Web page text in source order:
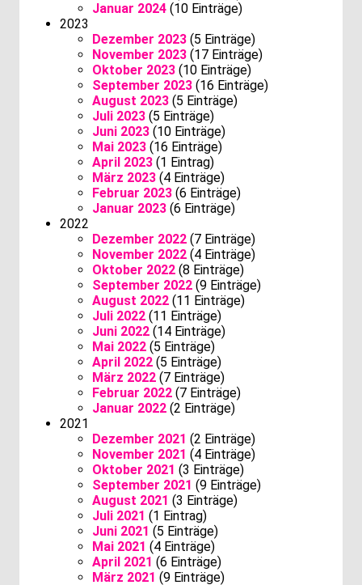
Januar 2024 (10 Einträge)
2023
Dezember 2023 (5 Einträge)
November 2023 (17 Einträge)
Oktober 2023 (10 Einträge)
September 2023 (16 Einträge)
August 2023 (5 Einträge)
Juli 2023 (5 Einträge)
Juni 2023 (10 Einträge)
Mai 2023 (16 Einträge)
April 2023 (1 Eintrag)
März 2023 (4 Einträge)
Februar 2023 (6 Einträge)
Januar 2023 (6 Einträge)
2022
Dezember 2022 (7 Einträge)
November 2022 (4 Einträge)
Oktober 2022 (8 Einträge)
September 2022 (9 Einträge)
August 2022 (11 Einträge)
Juli 2022 (11 Einträge)
Juni 2022 (14 Einträge)
Mai 2022 (5 Einträge)
April 2022 (5 Einträge)
März 2022 (7 Einträge)
Februar 2022 (7 Einträge)
Januar 2022 (2 Einträge)
2021
Dezember 2021 (2 Einträge)
November 2021 (4 Einträge)
Oktober 2021 (3 Einträge)
September 2021 (9 Einträge)
August 2021 (3 Einträge)
Juli 2021 (1 Eintrag)
Juni 2021 (5 Einträge)
Mai 2021 (4 Einträge)
April 2021 (6 Einträge)
März 2021 (9 Einträge)